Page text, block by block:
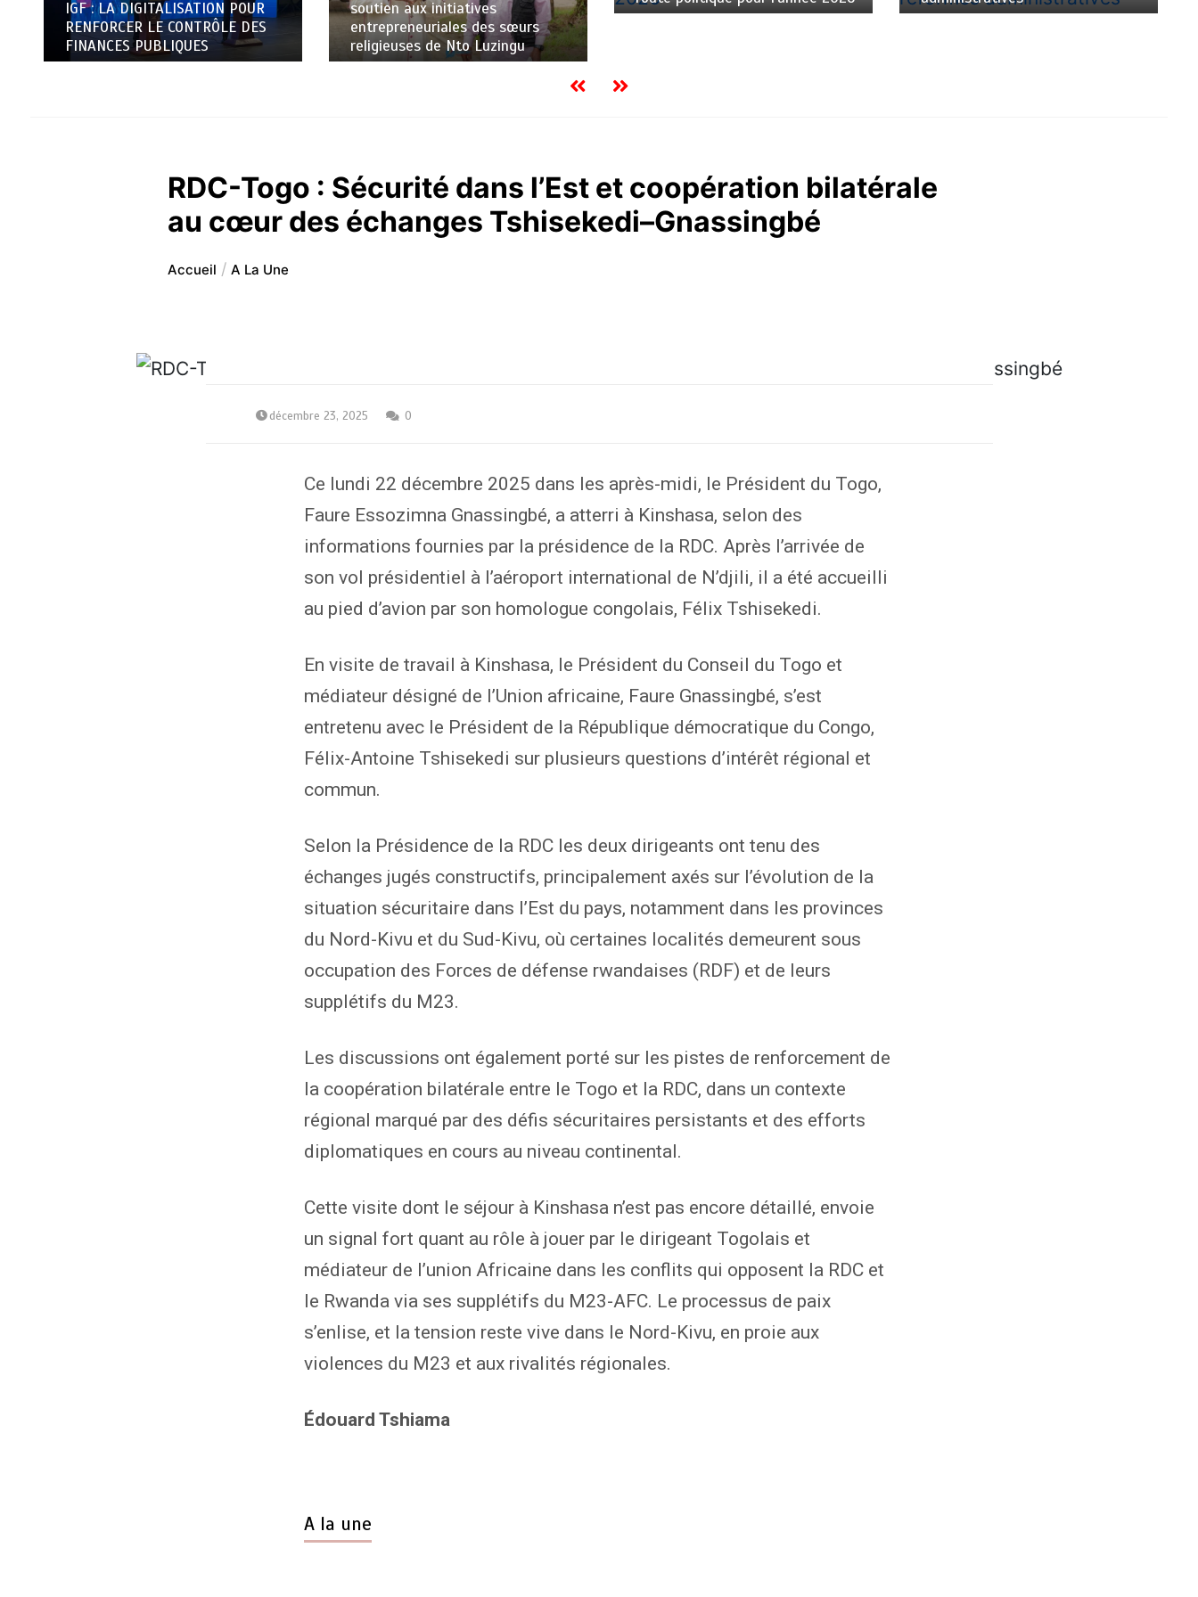
IGF : LA DIGITALISATION POUR
RENFORCER LE CONTRÔLE DES
FINANCES PUBLIQUES
soutien aux initiatives
entrepreneuriales des sœurs
religieuses de Nto Luzingu
RDC-Togo : Sécurité dans l’Est et coopération bilatérale
au cœur des échanges Tshisekedi–Gnassingbé
Accueil A La Une
décembre 23, 2025 0
Ce lundi 22 décembre 2025 dans les après-midi, le Président du Togo,
Faure Essozimna Gnassingbé, a atterri à Kinshasa, selon des
informations fournies par la présidence de la RDC. Après l’arrivée de
son vol présidentiel à l’aéroport international de N’djili, il a été accueilli
au pied d’avion par son homologue congolais, Félix Tshisekedi.
En visite de travail à Kinshasa, le Président du Conseil du Togo et
médiateur désigné de l’Union africaine, Faure Gnassingbé, s’est
entretenu avec le Président de la République démocratique du Congo,
Félix-Antoine Tshisekedi sur plusieurs questions d’intérêt régional et
commun.
Selon la Présidence de la RDC les deux dirigeants ont tenu des
échanges jugés constructifs, principalement axés sur l’évolution de la
situation sécuritaire dans l’Est du pays, notamment dans les provinces
du Nord-Kivu et du Sud-Kivu, où certaines localités demeurent sous
occupation des Forces de défense rwandaises (RDF) et de leurs
supplétifs du M23.
Les discussions ont également porté sur les pistes de renforcement de
la coopération bilatérale entre le Togo et la RDC, dans un contexte
régional marqué par des défis sécuritaires persistants et des efforts
diplomatiques en cours au niveau continental.
Cette visite dont le séjour à Kinshasa n’est pas encore détaillé, envoie
un signal fort quant au rôle à jouer par le dirigeant Togolais et
médiateur de l’union Africaine dans les conflits qui opposent la RDC et
le Rwanda via ses supplétifs du M23-AFC. Le processus de paix
s’enlise, et la tension reste vive dans le Nord-Kivu, en proie aux
violences du M23 et aux rivalités régionales.
Édouard Tshiama
A la une